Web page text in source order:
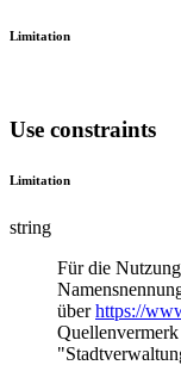
Limitation
Use constraints
Limitation
string
Für die
überhttps://